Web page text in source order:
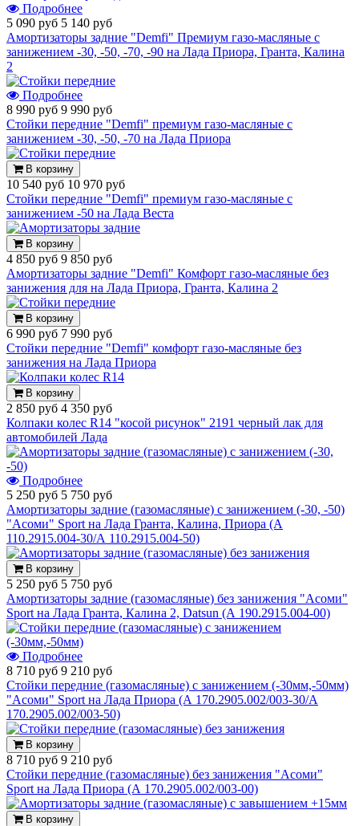
Подробнее
5 090 руб 5 140 руб
Амортизаторы задние "Demfi" Премиум газо-масляные с
занижением -30, -50, -70, -90 на Лада Приора, Гранта, Калина
2
Подробнее
8 990 руб 9 990 руб
Стойки передние "Demfi" премиум газо-масляные с
занижением -30, -50, -70 на Лада Приора
В корзину
10 540 руб 10 970 руб
Стойки передние "Demfi" премиум газо-масляные с
занижением -50 на Лада Веста
В корзину
4 850 руб 9 850 руб
Амортизаторы задние "Demfi" Комфорт газо-масляные без
занижения для на Лада Приора, Гранта, Калина 2
В корзину
6 990 руб 7 990 руб
Стойки передние "Demfi" комфорт газо-масляные без
занижения на Лада Приора
В корзину
2 850 руб 4 350 руб
Колпаки колес R14 "косой рисунок" 2191 черный лак для
автомобилей Лада
Подробнее
5 250 руб 5 750 руб
Амортизаторы задние (газомасляные) с занижением (-30, -50)
"Асоми" Sport на Лада Гранта, Калина, Приора (А
110.2915.004-30/А 110.2915.004-50)
В корзину
5 250 руб 5 750 руб
Амортизаторы задние (газомасляные) без занижения "Асоми"
Sport на Лада Гранта, Калина 2, Datsun (А 190.2915.004-00)
Подробнее
8 710 руб 9 210 руб
Стойки передние (газомасляные) с занижением (-30мм,-50мм)
"Асоми" Sport на Лада Приора (А 170.2905.002/003-30/А
170.2905.002/003-50)
В корзину
8 710 руб 9 210 руб
Стойки передние (газомасляные) без занижения "Асоми"
Sport на Лада Приора (А 170.2905.002/003-00)
В корзину